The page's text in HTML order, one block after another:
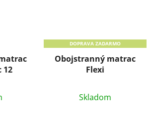
12
DOPRAVA ZADARMO
Obojstranný matrac
Flexi
Skladom